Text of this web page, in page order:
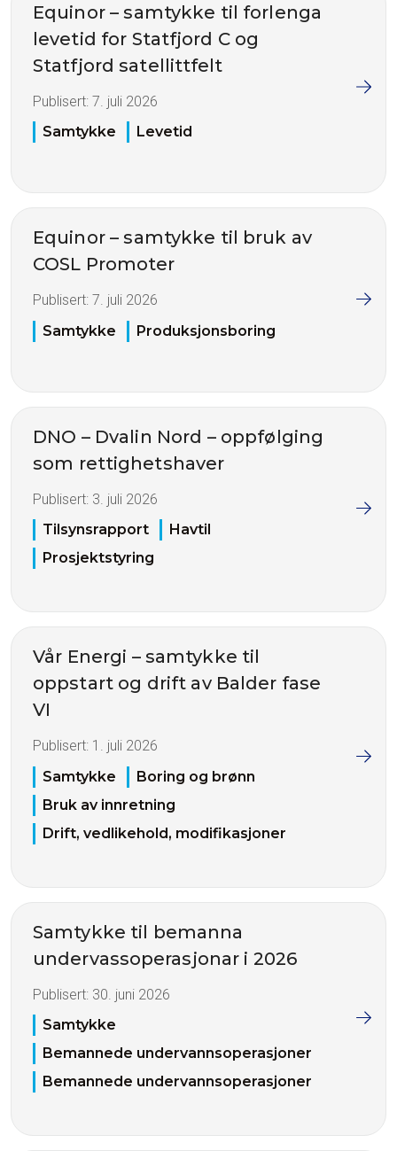
Equinor – samtykke til forlenga
levetid for Statfjord C og
Statfjord satellittfelt
Publisert: 7. juli 2026
Samtykke
Levetid
Equinor – samtykke til bruk av
COSL Promoter
Publisert: 7. juli 2026
Samtykke
Produksjonsboring
DNO – Dvalin Nord – oppfølging
som rettighetshaver
Publisert: 3. juli 2026
Tilsynsrapport
Havtil
Prosjektstyring
Vår Energi – samtykke til
oppstart og drift av Balder fase
VI
Publisert: 1. juli 2026
Samtykke
Boring og brønn
Bruk av innretning
Drift, vedlikehold, modifikasjoner
Samtykke til bemanna
undervassoperasjonar i 2026
Publisert: 30. juni 2026
Samtykke
Bemannede undervannsoperasjoner
Bemannede undervannsoperasjoner